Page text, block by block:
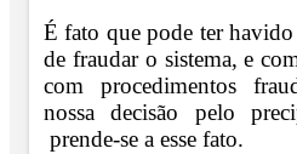
É fato que pode ter havido
de fraudar o sistema, e
com procedimentos
nossa decisão pelo
prende-se a esse fato.